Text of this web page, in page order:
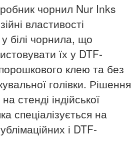
чорнил Nur Inks
властивості
білі чорнила, що
їх у DTF-
клею та без
голівки. Рішення
стенді індійської
спеціалізується на
і DTF-